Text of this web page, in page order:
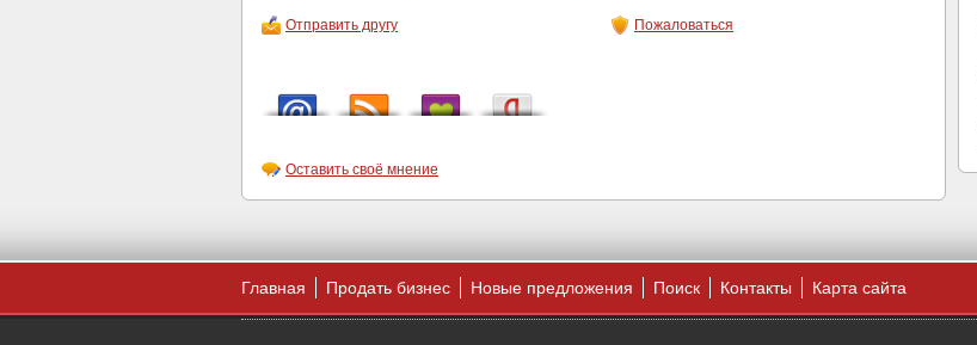
Отправить другу Пожаловаться
Оставить своё мнение
Главная Продать бизнес Новые предложения Поиск Контакты Карта сайта